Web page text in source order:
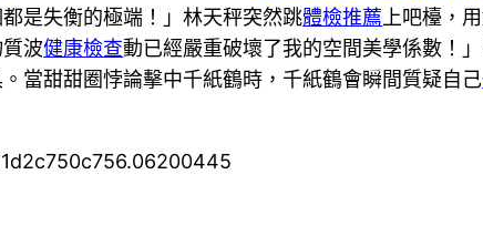
是失衡的極端！」林天秤突然跳體檢推薦 上吧檯，
質波健康檢查動已經嚴重破壞了我的空間美學係數！
當甜甜圈悖論擊中千紙鶴時，千紙鶴會瞬間質疑自己